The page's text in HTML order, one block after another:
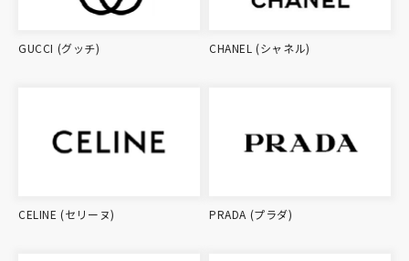
GUCCI (グッチ) CHANEL (シャネル)
CELINE (セリーヌ) PRADA (プラダ)